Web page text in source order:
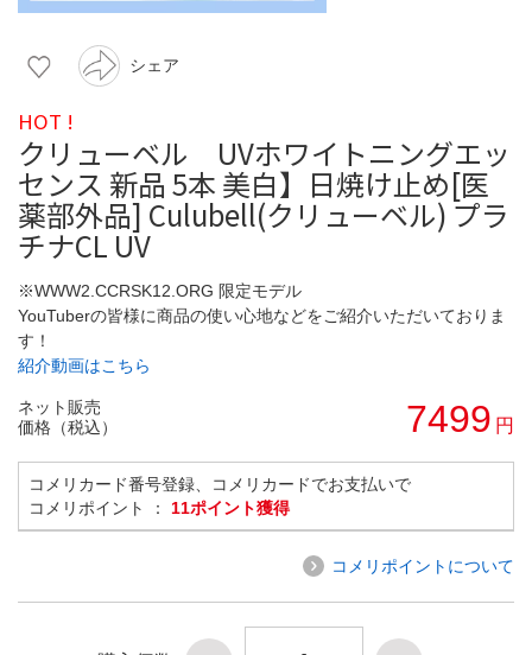
シェア
HOT !
クリューベル UVホワイトニングエッ
センス 新品 5本 美白】日焼け止め[医
薬部外品] Culubell(クリューベル) プラ
チナCL UV
※WWW2.CCRSK12.ORG 限定モデル
YouTuberの皆様に商品の使い心地などをご紹介いただいておりま
す！
紹介動画はこちら
ネット販売
価格（税込）
7499 円
コメリカード番号登録、コメリカードでお支払いで
コメリポイント ： 11ポイント獲得
コメリポイントについて